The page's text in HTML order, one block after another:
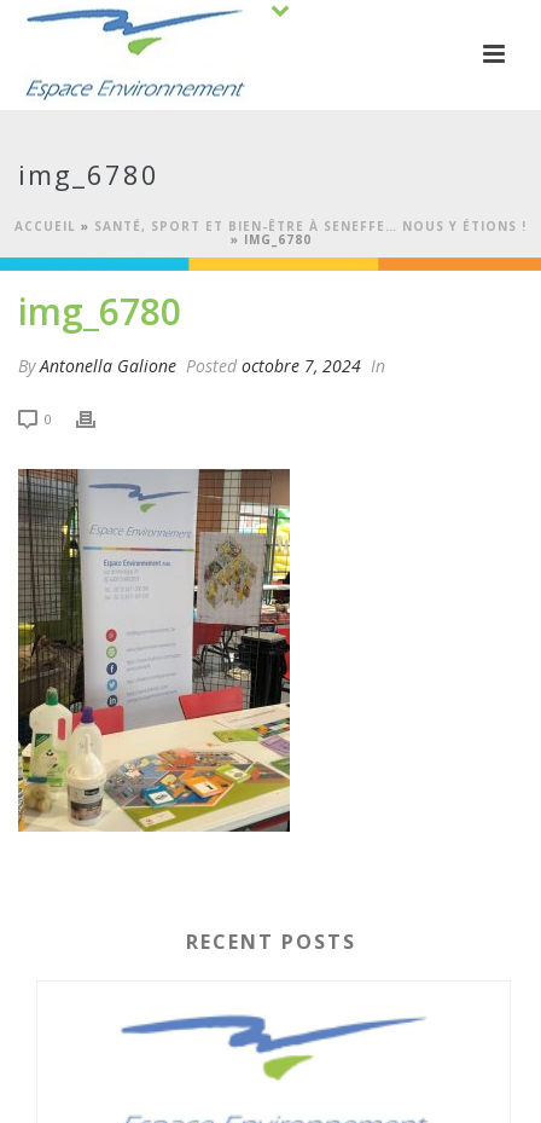
img_6780
ACCUEIL » SANTÉ, SPORT ET BIEN-ÊTRE À SENEFFE… NOUS Y ÉTIONS !
» IMG_6780
img_6780
ByAntonella Galione Posted octobre 7, 2024 In
0
RECENT POSTS